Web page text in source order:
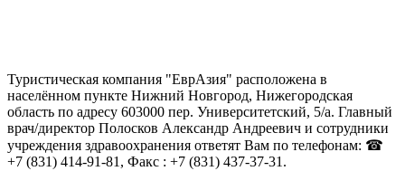
Туристическая компания "ЕврАзия" расположена в
населённом пункте Нижний Новгород, Нижегородская
область по адресу 603000 пер. Университетский, 5/а. Главный
врач/директор Полосков Александр Андреевич и сотрудники
учреждения здравоохранения ответят Вам по телефонам: ☎
+7 (831) 414-91-81, Факс : +7 (831) 437-37-31.